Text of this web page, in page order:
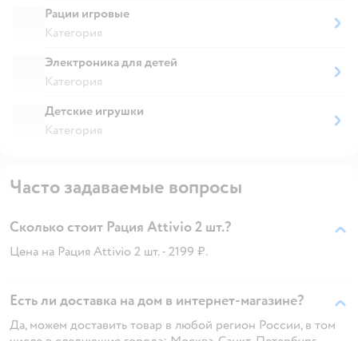
Рации игровые
Категория
Электроника для детей
Категория
Детские игрушки
Категория
Часто задаваемые вопросы
Сколько стоит Рация Attivio 2 шт.?
Цена на Рация Attivio 2 шт. - 2199 ₽.
Есть ли доставка на дом в интернет-магазине?
Да, можем доставить товар в любой регион России, в том